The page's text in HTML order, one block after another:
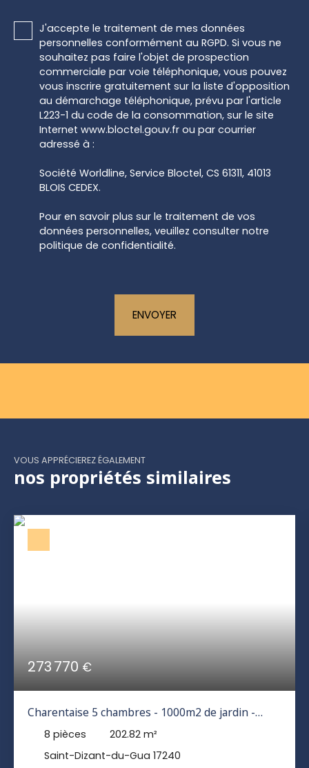
J'accepte le traitement de mes données
personnelles conformément au RGPD. Si vous ne
souhaitez pas faire l'objet de prospection
commerciale par voie téléphonique, vous pouvez
vous inscrire gratuitement sur la liste d'opposition
au démarchage téléphonique, prévu par l'article
L223-1 du code de la consommation, sur le site
Internet www.bloctel.gouv.fr ou par courrier
adressé à :
Société Worldline, Service Bloctel, CS 61311, 41013
BLOIS CEDEX.
Pour en savoir plus sur le traitement de vos
données personnelles, veuillez consulter notre
politique de confidentialité.
ENVOYER
VOUS APPRÉCIEREZ ÉGALEMENT
nos propriétés similaires
273 770€
Charentaise 5 chambres - 1000m2 de jardin -
dépendances
8 pièces 202.82 m²
Saint-Dizant-du-Gua 17240